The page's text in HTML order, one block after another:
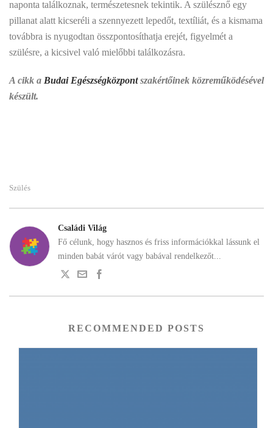
naponta találkoznak, természetesnek tekintik. A szülésznő egy
pillanat alatt kicseréli a szennyezett lepedőt, textíliát, és a kismama
továbbra is nyugodtan összpontosíthatja erejét, figyelmét a
szülésre, a kicsivel való mielőbbi találkozásra.
A cikk a Budai Egészségközpontszakértőinek közreműködésével
készült.
Szülés
Családi Világ
Fő célunk, hogy hasznos és friss információkkal lássunk el
minden babát várót vagy babával rendelkezőt...
RECOMMENDED POSTS